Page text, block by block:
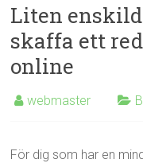
Liten
skaffa ett
online
webmaster
För dig som har en